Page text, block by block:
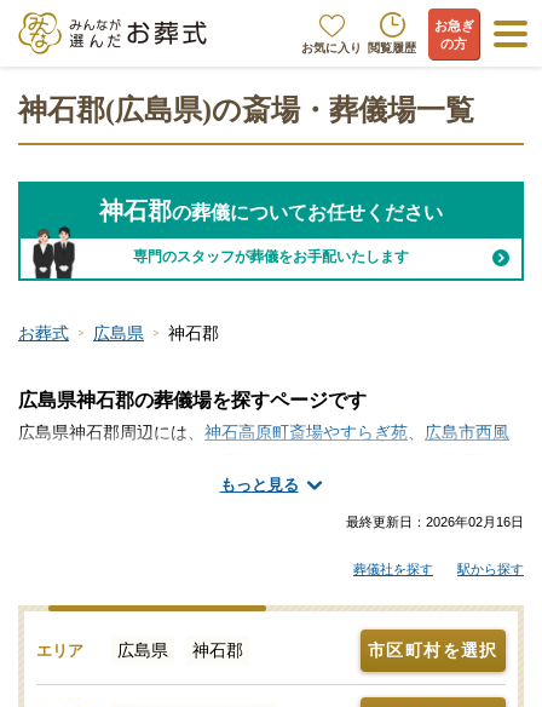
お気に入り 閲覧履歴
お急ぎ
の方
神石郡(広島県)の斎場・葬儀場一覧
神石郡の葬儀についてお任せください
専門のスタッフが葬儀をお手配いたします
お葬式 広島県 神石郡
もっと見る
広島県神石郡の葬儀場を探すページです
広島県神石郡周辺には、 神石高原町斎場やすらぎ苑、 広島市西風
斎場・葬儀場の情報をお探しですか？家族葬や一日葬・火葬式な
どの葬儀を行う場所は、ご自宅や寺院の式場、便利な総合斎場や
式」では、斎場やセレモニーホールを調査。それぞれの機能や評
価などをご覧いただき、申込みの流れなど、ご不明点があれば、
些細と思われることでも遠慮なくお電話でご相談ください。家族
葬や一日葬、火葬式をどこで行うのがよいか？その選び方や段取
りの仕方をはじめ、式場・火葬場の手配までを含めてサポートい
最終更新日： 2026年02月16日
葬儀社を探す 駅から探す
エリア 広島県 神石郡 市区町村を選択